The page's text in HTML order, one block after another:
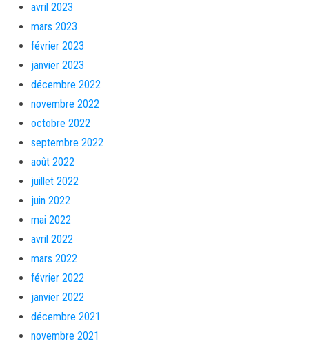
avril 2023
mars 2023
février 2023
janvier 2023
décembre 2022
novembre 2022
octobre 2022
septembre 2022
août 2022
juillet 2022
juin 2022
mai 2022
avril 2022
mars 2022
février 2022
janvier 2022
décembre 2021
novembre 2021